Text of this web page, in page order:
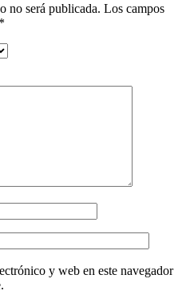
no será publicada. Los campos
*
y web en este navegador